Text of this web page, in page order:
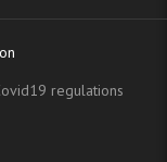
regulations